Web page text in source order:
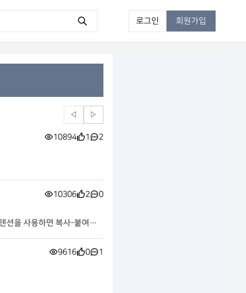
로그인 회원가입
◁ ▷
10894 1 2
10306 2 0
션을 사용하면 복사-붙여넣
9616 0 1